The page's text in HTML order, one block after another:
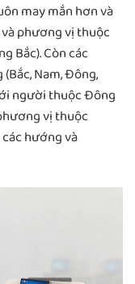
may mắn hơn và
phương vị thuộc
Bắc). Còn các
Nam, Đông,
người thuộc Đông
vị thuộc
hướng và